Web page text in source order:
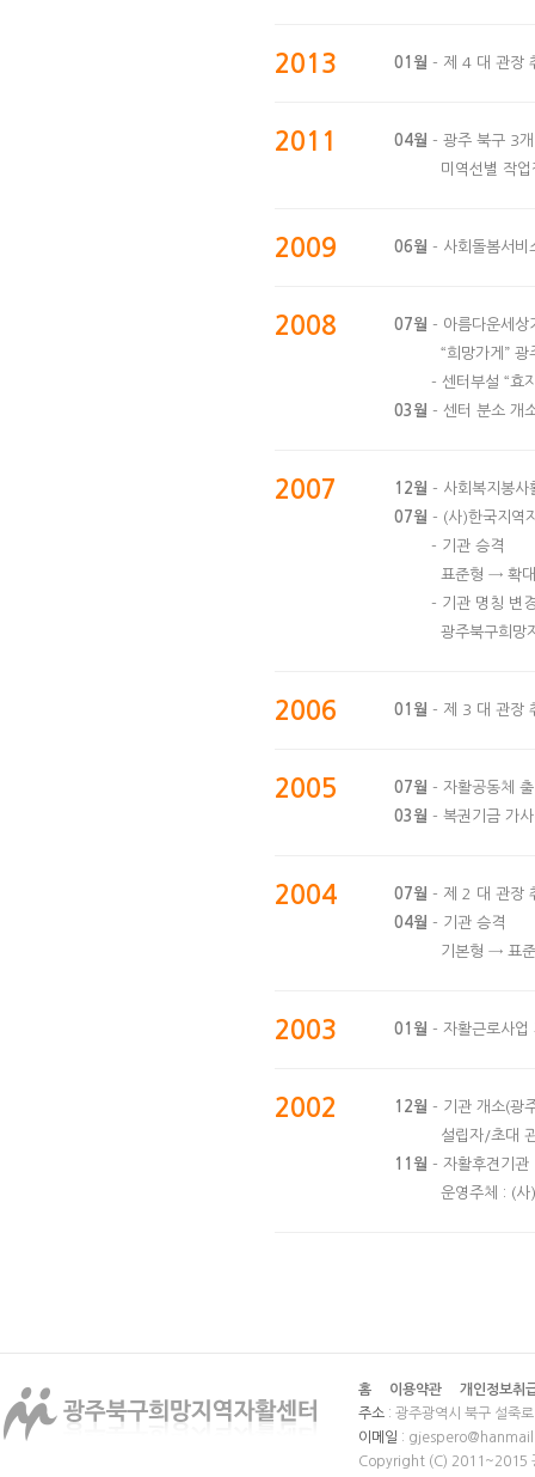
2013 01월 - 제 4 대 관장
2011 04월 - 광주 북구 3
미역선별 작
2009 06월 - 사회돌봄서비
2008 07월 - 아름다운세상
“희망가게” 광
- 센터부설 “효
03월 - 센터 분소 개
2007 12월 - 사회복지봉사
07월 - (사)한국지역
- 기관 승격
표준형 → 확
- 기관 명칭 변
광주북구희망
2006 01월 - 제 3 대 관장
2005 07월 - 자활공동체
03월 - 복권기금 가
2004 07월 - 제 2 대 관장
04월 - 기관 승격
기본형 → 표
2003 01월 - 자활근로사업
2002 12월 - 기관 개소(광
설립자/초대
11월 - 자활후견기관
운영주체 : (사
홈 이용약관
개인정보취
주소 : 광주광역시 북구 설죽
이메일 :
Copyright (C) 2011~2015